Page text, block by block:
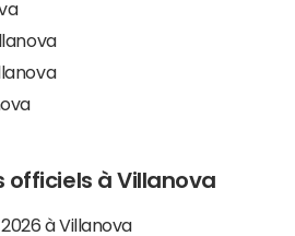
officiels à Villanova
à Villanova